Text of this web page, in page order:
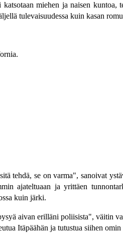
katsotaan miehen ja naisen
tulevaisuudessa kuin kasan
tehdä, se on varma", sanoivat
ajateltuaan ja yrittäen
kuin järki.
aivan erilläni poliisista", väitin
Itäpäähän ja tutustua siihen